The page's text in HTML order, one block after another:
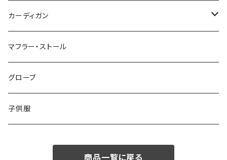
50/XL～
48/L
50/XL～
46/M
48/L
50/XL～
～44/S
46/M
48/L
50/XL～
カーディガン
～44/S
46/M
48/L
マフラー・ストール
グローブ
子供服
商品一覧に戻る